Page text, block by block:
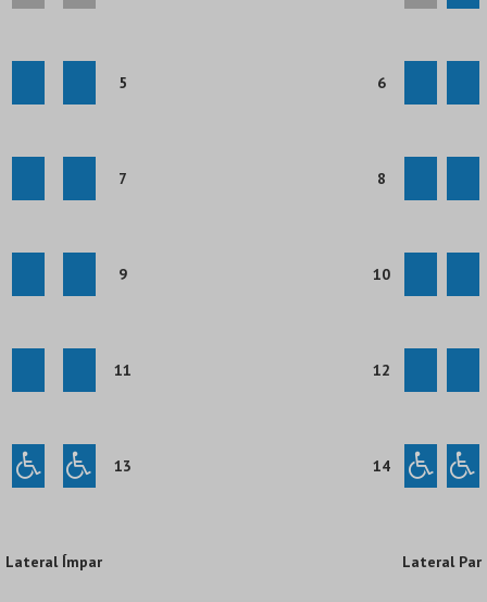
5 6
7 8
9 10
11 12
13 14
Lateral Ímpar Lateral Par